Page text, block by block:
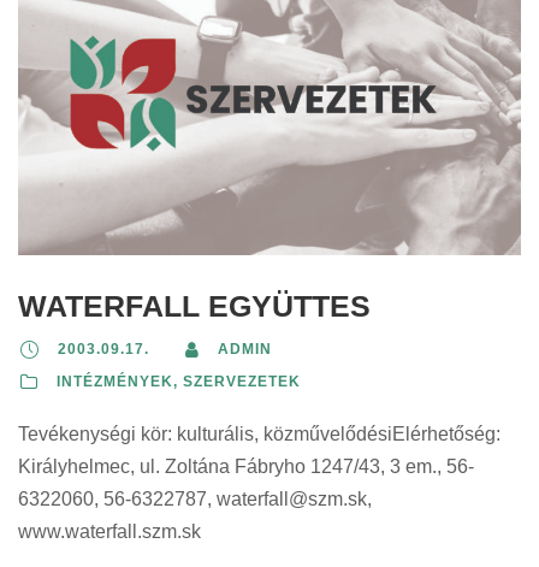
WATERFALL EGYÜTTES
2003.09.17.
ADMIN
INTÉZMÉNYEK, SZERVEZETEK
Tevékenységi kör: kulturális, közművelődésiElérhetőség:
Királyhelmec, ul. Zoltána Fábryho 1247/43, 3 em., 56-
6322060, 56-6322787, waterfall@szm.sk,
www.waterfall.szm.sk